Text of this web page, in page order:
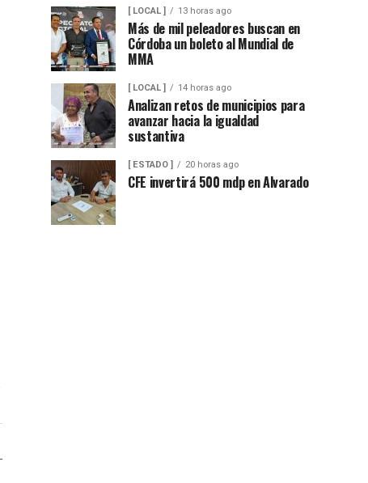
[ LOCAL ] 13 horas ago
Más de mil peleadores buscan en
Córdoba un boleto al Mundial de
MMA
[ LOCAL ] 14 horas ago
Analizan retos de municipios para
avanzar hacia la igualdad
sustantiva
[ ESTADO ] 20 horas ago
CFE invertirá 500 mdp en Alvarado